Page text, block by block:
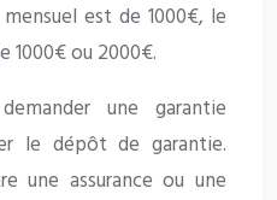
est de 1000€, le
1000€ ou 2000€.
une garantie
le dépôt de garantie.
une assurance ou une